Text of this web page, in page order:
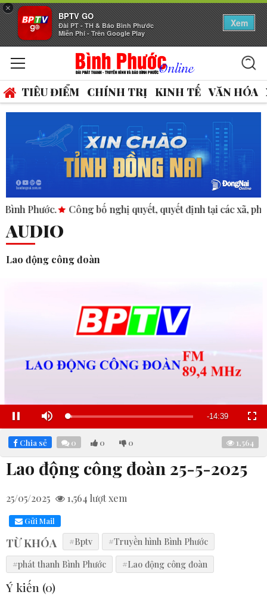
×
BPTV GO
Đài PT - TH & Báo Bình Phước
Miễn Phí - Trên Google Play
Xem
TIÊU ĐIỂM CHÍNH TRỊ KINH TẾ VĂN HÓA
Công bố nghị quyết, quyết định tại các xã, phường.
AUDIO
Lao động công đoàn
Pause Mute Loaded:
23.38%
Remaining
Time
-14:38
Chia sẻ 0 0 0 1,564
Lao động công đoàn 25-5-2025
25/05/2025 1,564 lượt xem
Gửi Mail
TỪ KHÓA #Bptv
#Truyền hình Bình Phước
#phát thanh Bình Phước
#Lao động công đoàn
Ý kiến (0)